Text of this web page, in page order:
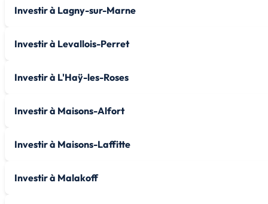
Investir à Lagny-sur-Marne
Investir à Levallois-Perret
Investir à L'Haÿ-les-Roses
Investir à Maisons-Alfort
Investir à Maisons-Laffitte
Investir à Malakoff